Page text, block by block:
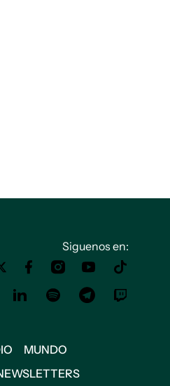
Siguenos en:
MUNDO